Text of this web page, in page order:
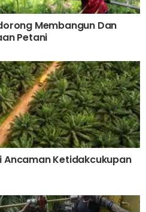
Membangun Dan
Petani
Ancaman Ketidakcukupan